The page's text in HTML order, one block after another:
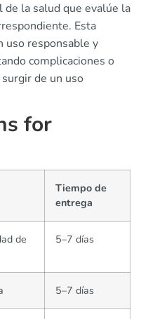
de la salud que evalúe la
Esta
uso responsable y
complicaciones o
de un uso
for
Tiempo de
entrega
de
5–7 días
5–7 días